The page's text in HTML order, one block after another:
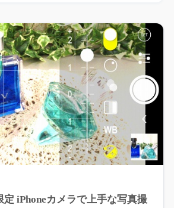
iPhoneカメラで上手な写真撮